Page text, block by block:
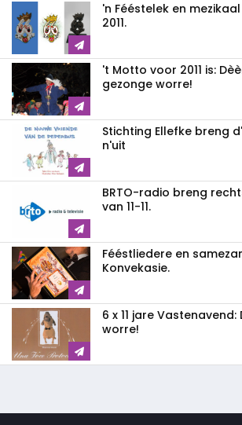
'n Fééstelek en
2011.
't Motto voor 2011 is:
gezonge worre!
Stichting Ellefke breng
n'uit
BRTO-radio breng
van 11-11.
Fééstliedere en
Konvekasie.
6 x 11 jare
worre!